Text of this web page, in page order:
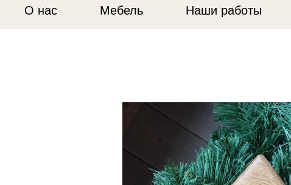
О нас Мебель Наши работы